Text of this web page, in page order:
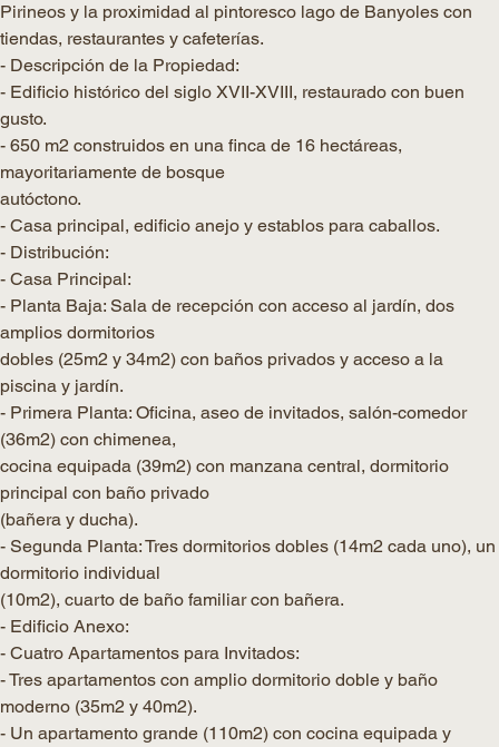
Pirineos y la proximidad al pintoresco lago de Banyoles con
tiendas, restaurantes y cafeterías.
- Descripción de la Propiedad:
- Edificio histórico del siglo XVII-XVIII, restaurado con buen
gusto.
- 650 m2 construidos en una finca de 16 hectáreas,
mayoritariamente de bosque
autóctono.
- Casa principal, edificio anejo y establos para caballos.
- Distribución:
- Casa Principal:
- Planta Baja: Sala de recepción con acceso al jardín, dos
amplios dormitorios
dobles (25m2 y 34m2) con baños privados y acceso a la
piscina y jardín.
- Primera Planta: Oficina, aseo de invitados, salón-comedor
(36m2) con chimenea,
cocina equipada (39m2) con manzana central, dormitorio
principal con baño privado
(bañera y ducha).
- Segunda Planta: Tres dormitorios dobles (14m2 cada uno), un
dormitorio individual
(10m2), cuarto de baño familiar con bañera.
- Edificio Anexo:
- Cuatro Apartamentos para Invitados:
- Tres apartamentos con amplio dormitorio doble y baño
moderno (35m2 y 40m2).
- Un apartamento grande (110m2) con cocina equipada y